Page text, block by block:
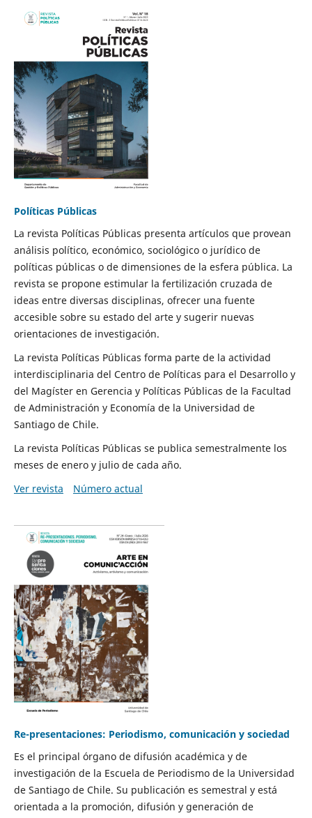
Políticas Públicas
La revista Políticas Públicas presenta artículos que provean
análisis político, económico, sociológico o jurídico de
políticas públicas o de dimensiones de la esfera pública. La
revista se propone estimular la fertilización cruzada de
ideas entre diversas disciplinas, ofrecer una fuente
accesible sobre su estado del arte y sugerir nuevas
orientaciones de investigación.
La revista Políticas Públicas forma parte de la actividad
interdisciplinaria del Centro de Políticas para el Desarrollo y
del Magíster en Gerencia y Políticas Públicas de la Facultad
de Administración y Economía de la Universidad de
Santiago de Chile.
La revista Políticas Públicas se publica semestralmente los
meses de enero y julio de cada año.
Ver revista
Número actual
Re-presentaciones: Periodismo, comunicación y sociedad
Es el principal órgano de difusión académica y de
investigación de la Escuela de Periodismo de la Universidad
de Santiago de Chile. Su publicación es semestral y está
orientada a la promoción, difusión y generación de